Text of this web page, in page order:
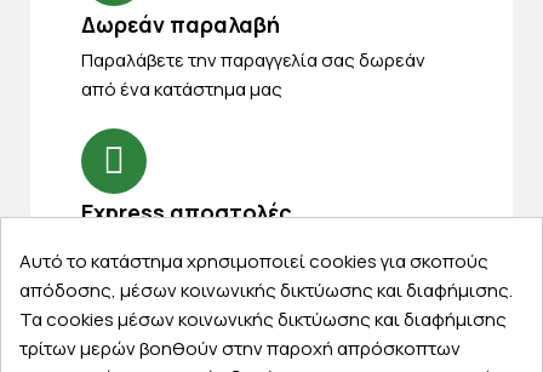
Δωρεάν παραλαβή
Παραλάβετε την παραγγελία σας δωρεάν
από ένα κατάστημα μας
Express αποστολές
Κάντε σήμερα την παραγγελία σας και
παραλάβετε αύριο στην πόρτα σας
Αυτό το κατάστημα χρησιμοποιεί cookies για σκοπούς
απόδοσης, μέσων κοινωνικής δικτύωσης και διαφήμισης.
Τα cookies μέσων κοινωνικής δικτύωσης και διαφήμισης
τρίτων μερών βοηθούν στην παροχή απρόσκοπτων